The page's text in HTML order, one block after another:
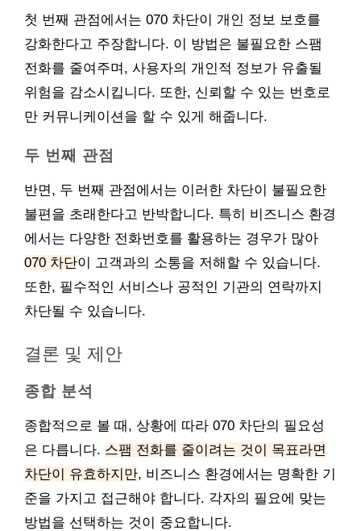
첫 번째 관점에서는 070 차단이 개인 정보 보호를
강화한다고 주장합니다. 이 방법은 불필요한 스팸
전화를 줄여주며, 사용자의 개인적 정보가 유출될
위험을 감소시킵니다. 또한, 신뢰할 수 있는 번호로
만 커뮤니케이션을 할 수 있게 해줍니다.
두 번째 관점
반면, 두 번째 관점에서는 이러한 차단이 불필요한
불편을 초래한다고 반박합니다. 특히 비즈니스 환경
에서는 다양한 전화번호를 활용하는 경우가 많아
070 차단이 고객과의 소통을 저해할 수 있습니다.
또한, 필수적인 서비스나 공적인 기관의 연락까지
차단될 수 있습니다.
결론 및 제안
종합 분석
종합적으로 볼 때, 상황에 따라 070 차단의 필요성
은 다릅니다. 스팸 전화를 줄이려는 것이 목표라면
차단이 유효하지만, 비즈니스 환경에서는 명확한 기
준을 가지고 접근해야 합니다. 각자의 필요에 맞는
방법을 선택하는 것이 중요합니다.